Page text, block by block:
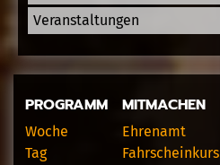
Veranstaltungen
PROGRAMM
Woche
Tag
MITMACHEN
Ehrenamt
Fahrscheinkurs